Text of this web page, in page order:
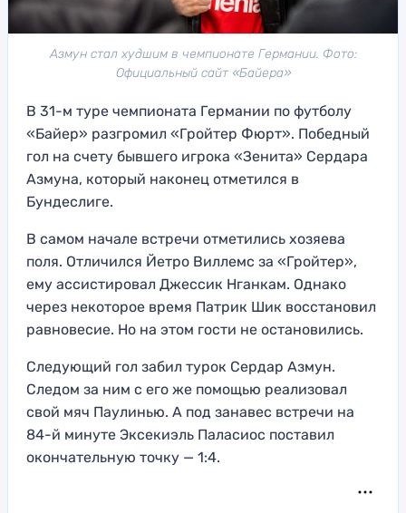
Азмун стал худшим в чемпионате Германии. Фото:
Официальный сайт «Байера»
В 31-м туре чемпионата Германии по футболу
«Байер» разгромил «Гройтер Фюрт». Победный
гол на счету бывшего игрока «Зенита» Сердара
Азмуна, который наконец отметился в
Бундеслиге.
В самом начале встречи отметились хозяева
поля. Отличился Йетро Виллемс за «Гройтер»,
ему ассистировал Джессик Нганкам. Однако
через некоторое время Патрик Шик восстановил
равновесие. Но на этом гости не остановились.
Следующий гол забил турок Сердар Азмун.
Следом за ним с его же помощью реализовал
свой мяч Паулинью. А под занавес встречи на
84-й минуте Эксекиэль Паласиос поставил
окончательную точку — 1:4.